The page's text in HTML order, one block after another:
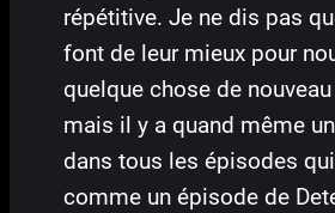
répétitive. Je ne dis pas
font de leur mieux pour
quelque chose de
mais il y a quand même
dans tous les épisodes
comme un épisode de